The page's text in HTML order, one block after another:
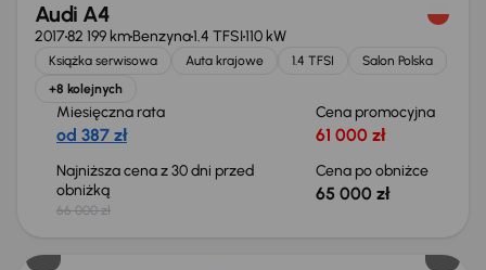
Audi A4
201782 199 kmBenzyna1.4 TFSI110 kW
Książka serwisowa Auta krajowe 1.4 TFSI
Salon Polska
+8 kolejnych
Miesięczna rata
od 387 zł
Cena promocyjna
61 000 zł
Najniższa cena z 30 dni przed
obniżką
66 000 zł
Cena po obniżce
65 000 zł